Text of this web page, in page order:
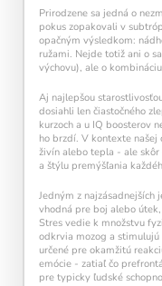
Prirodzene sa jedná o
pokus zopakovali v
opačným výsledkom:
ružami. Nejde totiž ani o
výchovu), ale o
Aj najlepšou
dosiahli len čiastočného
kurzoch a u IQ boosterov
ho brzdí. V kontexte
živín alebo tepla - ale
a štýlu premýšľania
Jedným z najzásadnejších
vhodná pre boj alebo
Stres vedie k množstvu
odkrvia mozog a
určené pre okamžitú
emócie - zatiaľ čo
pre typicky ľudské